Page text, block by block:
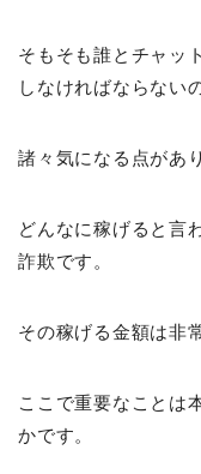
そもそも誰とチャッ
しなければならない
諸々気になる点があ
どんなに稼げると言
詐欺です。
その稼げる金額は非
ここで重要なことは
かです。